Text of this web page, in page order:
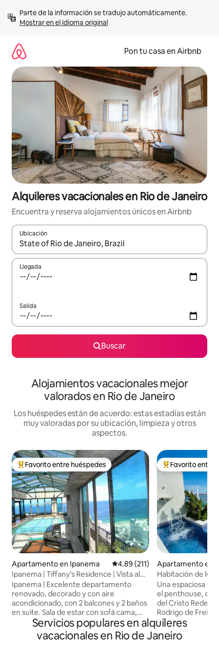
contenidoMostrar en el idioma original
Pon tu casa en Airbnb
Alquileres vacacionales en Rio de Janeiro
Encuentra y reserva alojamientos únicos en Airbnb
Ubicación
Cuando los resultados estén disponibles, navega con las
Llegada
Salida
Buscar
Alojamientos vacacionales mejor
valorados en Rio de Janeiro
Los huéspedes están de acuerdo: estas estadías están
muy valoradas por su ubicación, limpieza y otros
aspectos.
Favorito entre huéspedes preferido
Favorito entre huéspedes
Apartamento en Ipanema Calificación promedio: 4.89 de
4.89 (211)
Ipanema | Tiffany’s Residence | Vista al
mar | 2 habitaciones
Ipanema | Excelente departamento
renovado, decorado y con aire
acondicionado, con 2 balcones y 2 baños
en suite. Sala de estar con sofá cama,
cocina totalmente equipada, wifi de
200 Mbps y balcones acristalados. A solo
1 manzana de la playa. En Tiffanys
Favorito entre
Favorito entre
Apartamento en
Habitación de lujo
privacidad.
Una espaciosa
el penthouse, con
del Cristo
Rodrigo de
amplia zona
cascada, un
vapor con ducha,
Servicios populares en alquileres
vacacionales en Rio de Janeiro